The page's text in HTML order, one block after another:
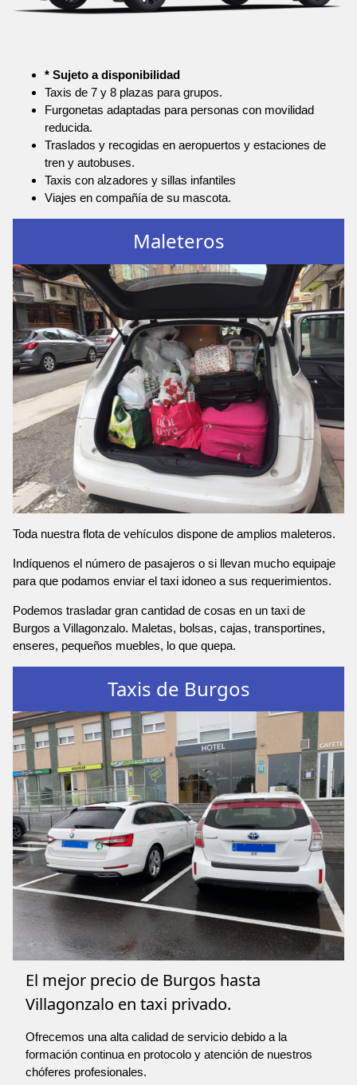
* Sujeto a disponibilidad
Taxis de 7 y 8 plazas para grupos.
Furgonetas adaptadas para personas con movilidad
reducida.
Traslados y recogidas en aeropuertos y estaciones de
tren y autobuses.
Taxis con alzadores y sillas infantiles
Viajes en compañía de su mascota.
Maleteros
Toda nuestra flota de vehículos dispone de amplios maleteros.
Indíquenos el número de pasajeros o si llevan mucho equipaje
para que podamos enviar el taxi idoneo a sus requerimientos.
Podemos trasladar gran cantidad de cosas en un taxi de
Burgos a Villagonzalo. Maletas, bolsas, cajas, transportines,
enseres, pequeños muebles, lo que quepa.
Taxis de Burgos
El mejor precio de Burgos hasta
Villagonzalo en taxi privado.
Ofrecemos una alta calidad de servicio debido a la
formación continua en protocolo y atención de nuestros
chóferes profesionales.